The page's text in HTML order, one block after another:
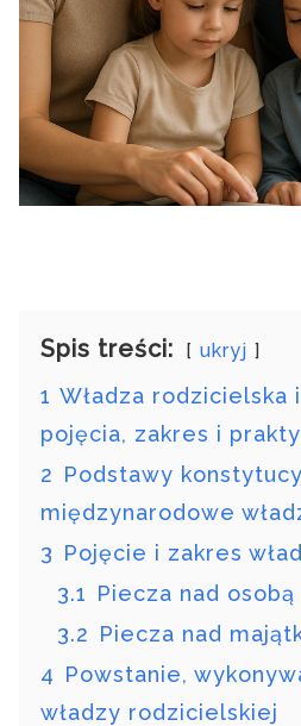
Spis treści: ukryj
1 Władza rodzicielska
pojęcia, zakres i
2 Podstawy
międzynarodowe
3 Pojęcie i zakres
3.1 Piecza nad
3.2 Piecza nad
4 Powstanie,
władzy rodzicielskiej